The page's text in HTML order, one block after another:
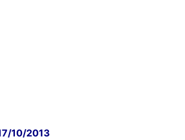
10/2013